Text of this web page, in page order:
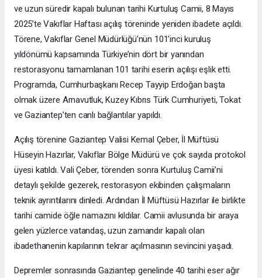
ve uzun süredir kapalı bulunan tarihi Kurtuluş Camii, 8 Mayıs
2025’te Vakıflar Haftası açılış töreninde yeniden ibadete açıldı.
Törene, Vakıflar Genel Müdürlüğü’nün 101’inci kuruluş
yıldönümü kapsamında Türkiye’nin dört bir yanından
restorasyonu tamamlanan 101 tarihi eserin açılışı eşlik etti.
Programda, Cumhurbaşkanı Recep Tayyip Erdoğan başta
olmak üzere Arnavutluk, Kuzey Kıbrıs Türk Cumhuriyeti, Tokat
ve Gaziantep’ten canlı bağlantılar yapıldı.
Açılış törenine Gaziantep Valisi Kemal Çeber, İl Müftüsü
Hüseyin Hazırlar, Vakıflar Bölge Müdürü ve çok sayıda protokol
üyesi katıldı. Vali Çeber, törenden sonra Kurtuluş Camii’ni
detaylı şekilde gezerek, restorasyon ekibinden çalışmaların
teknik ayrıntılarını dinledi. Ardından İl Müftüsü Hazırlar ile birlikte
tarihi camide öğle namazını kıldılar. Camii avlusunda bir araya
gelen yüzlerce vatandaş, uzun zamandır kapalı olan
ibadethanenin kapılarının tekrar açılmasının sevincini yaşadı.
Depremler sonrasında Gaziantep genelinde 40 tarihi eser ağır